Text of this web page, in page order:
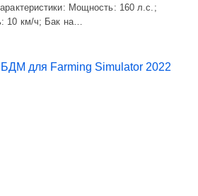
Мощноcть: 160 л.c.;
10 км/ч; Бак на…